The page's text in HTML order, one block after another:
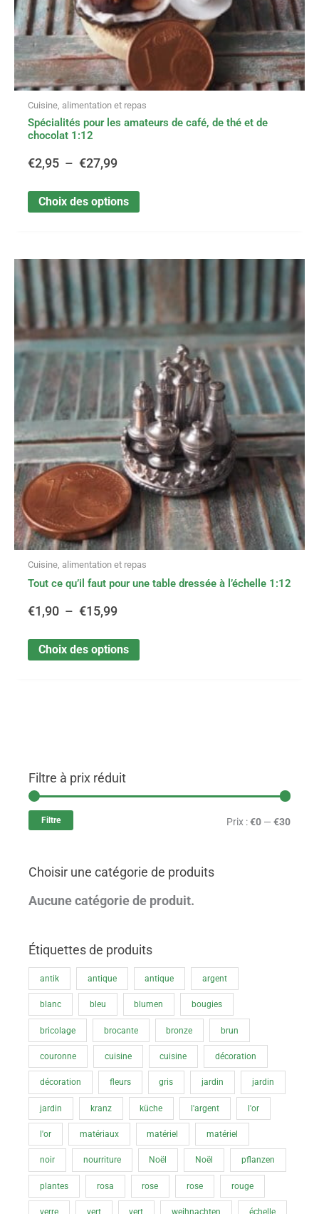
Filtre à prix réduit
ii
Filtre Prix :€0 — €30
Choisir une catégorie de produits
Aucune catégorie de produit.
Étiquettes de produits
antik antique antique argent
blanc bleu blumen bougies
bricolage brocante bronze brun
couronne cuisine cuisine décoration
décoration fleurs gris jardin jardin
jardin kranz küche l'argent l'or
l'or matériaux matériel matériel
noir nourriture Noël Noël pflanzen
plantes rosa rose rose rouge
verre vert vert weihnachten échelle
Cuisine, alimentation et repas
Spécialités pour les amateurs de café, de thé et de
chocolat 1:12
€2,95 – €27,99
Choix des options
page
du
produit
Cuisine, alimentation et repas
Tout ce qu’il faut pour une table dressée à l’échelle 1:12
€1,90 – €15,99
Plage
prix :
à
€15,99
Choix des options
Ce
plusieurs
variations.
Les
options
peuvent
être
choisies
sur
la
page
du
produit